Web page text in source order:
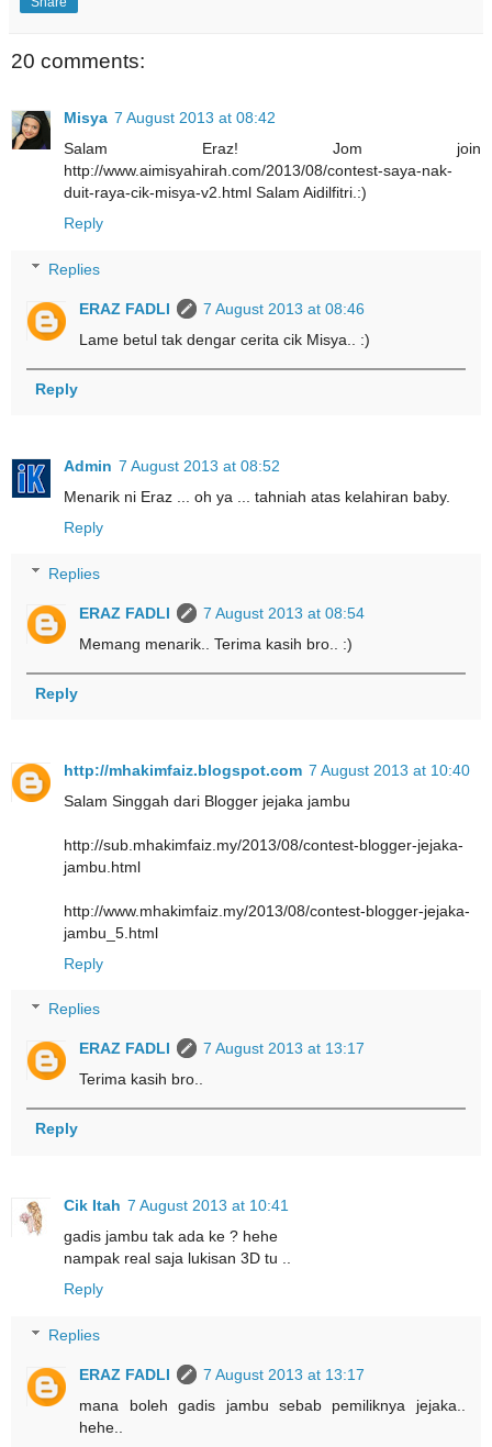
20 comments:
Misya 7 August 2013 at 08:42
Salam Eraz! Jom join
http://www.aimisyahirah.com/2013/08/contest-saya-nak-
duit-raya-cik-misya-v2.html Salam Aidilfitri.:)
Reply
Replies
ERAZ FADLI
7 August 2013 at 08:46
Lame betul tak dengar cerita cik Misya.. :)
Reply
Admin 7 August 2013 at 08:52
Menarik ni Eraz ... oh ya ... tahniah atas kelahiran baby.
Reply
Replies
ERAZ FADLI
7 August 2013 at 08:54
Memang menarik.. Terima kasih bro.. :)
Reply
http://mhakimfaiz.blogspot.com 7 August 2013 at 10:40
Salam Singgah dari Blogger jejaka jambu
http://sub.mhakimfaiz.my/2013/08/contest-blogger-jejaka-
jambu.html
http://www.mhakimfaiz.my/2013/08/contest-blogger-jejaka-
jambu_5.html
Reply
Replies
ERAZ FADLI
7 August 2013 at 13:17
Terima kasih bro..
Reply
Cik Itah 7 August 2013 at 10:41
gadis jambu tak ada ke ? hehe
nampak real saja lukisan 3D tu ..
Reply
Replies
ERAZ FADLI
7 August 2013 at 13:17
mana boleh gadis jambu sebab pemiliknya jejaka..
hehe..